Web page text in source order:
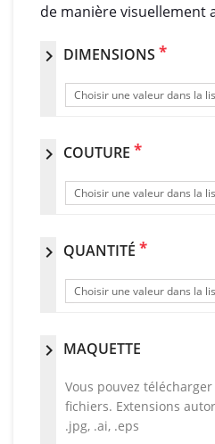
de manière visuellement
chevron_right DIMENSIONS *
Choisir une valeur dans la
chevron_right COUTURE *
Choisir une valeur dans la
chevron_right QUANTITÉ *
Choisir une valeur dans la
chevron_right MAQUETTE
Vous pouvez
fichiers. Extensions
.jpg, .ai, .eps